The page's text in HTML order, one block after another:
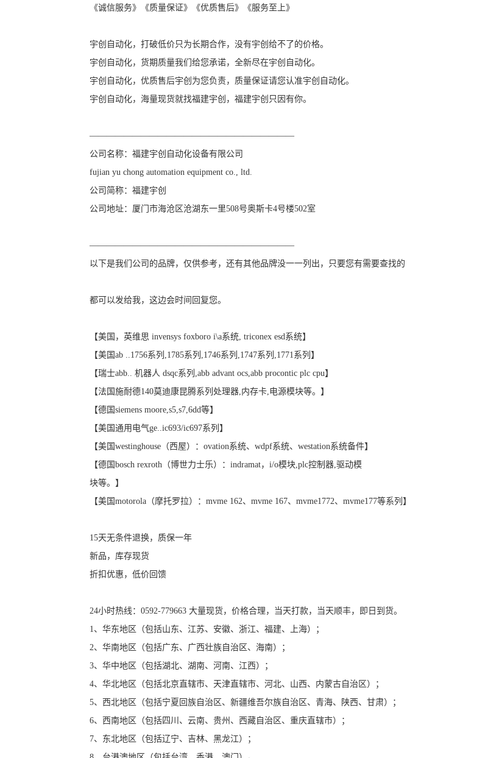
《诚信服务》《质量保证》《优质售后》《服务至上》
宇创自动化，打破低价只为长期合作，没有宇创给不了的价格。
宇创自动化，货期质量我们给您承诺，全新尽在宇创自动化。
宇创自动化，优质售后宇创为您负责，质量保证请您认准宇创自动化。
宇创自动化，海量现货就找福建宇创，福建宇创只因有你。
————————————————————————
公司名称：福建宇创自动化设备有限公司
fujian yu chong automation equipment co., ltd.
公司简称：福建宇创
公司地址：厦门市海沧区沧湖东一里508号奥斯卡4号楼502室
————————————————————————
以下是我们公司的品牌，仅供参考，还有其他品牌没一一列出，只要您有需要查找的
都可以发给我，这边会时间回复您。
【美国，英维思 invensys foxboro i\a系统, triconex esd系统】
【美国ab ..1756系列,1785系列,1746系列,1747系列,1771系列】
【瑞士abb.. 机器人 dsqc系列,abb advant ocs,abb procontic plc cpu】
【法国施耐德140莫迪康昆腾系列处理器,内存卡,电源模块等。】
【德国siemens moore,s5,s7,6dd等】
【美国通用电气ge..ic693/ic697系列】
【美国westinghouse（西屋）：ovation系统、wdpf系统、westation系统备件】
【德国bosch rexroth（博世力士乐）：indramat，i/o模块,plc控制器,驱动模
块等。】
【美国motorola（摩托罗拉）：mvme 162、mvme 167、mvme1772、mvme177等系列】
15天无条件退换，质保一年
新品，库存现货
折扣优惠，低价回馈
24小时热线：0592-779663 大量现货，价格合理，当天打款，当天顺丰，即日到货。
1、华东地区（包括山东、江苏、安徽、浙江、福建、上海）；
2、华南地区（包括广东、广西壮族自治区、海南）；
3、华中地区（包括湖北、湖南、河南、江西）；
4、华北地区（包括北京直辖市、天津直辖市、河北、山西、内蒙古自治区）；
5、西北地区（包括宁夏回族自治区、新疆维吾尔族自治区、青海、陕西、甘肃）；
6、西南地区（包括四川、云南、贵州、西藏自治区、重庆直辖市）；
7、东北地区（包括辽宁、吉林、黑龙江）；